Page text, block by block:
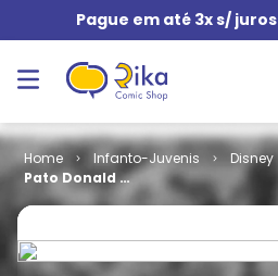
Pague em até 3x s/
Infanto-Juvenis Disney
Pato Donald #
1074